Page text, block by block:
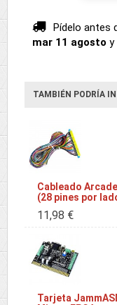
Pídelo antes
mar 11 agosto y
TAMBIÉN PODRÍA
Cableado
(28 pines por
11,98 €
Tarjeta